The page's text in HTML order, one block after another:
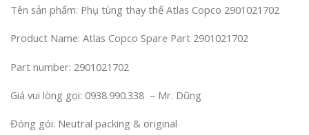
Tên sản phẩm: Phụ tùng thay thế Atlas Copco 2901021702
Product Name: Atlas Copco Spare Part 2901021702
Part number: 2901021702
Giá vui lòng gọi: 0938.990.338 – Mr. Dũng
Đóng gói: Neutral packing & original